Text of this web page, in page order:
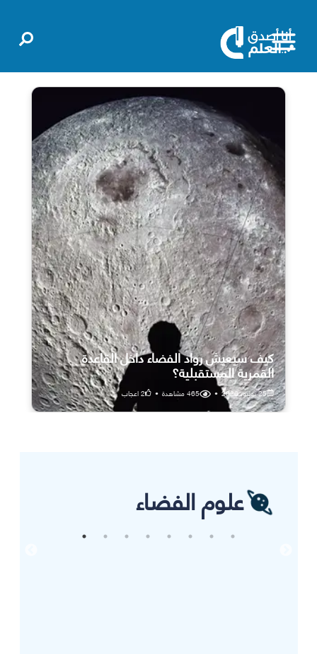
كيف سيعيش رواد الفضاء داخل القاعدة
القمرية المستقبلية؟
25 يوليو، 2026 •
465مشاهدة •
2اعجاب
علوم الفضاء